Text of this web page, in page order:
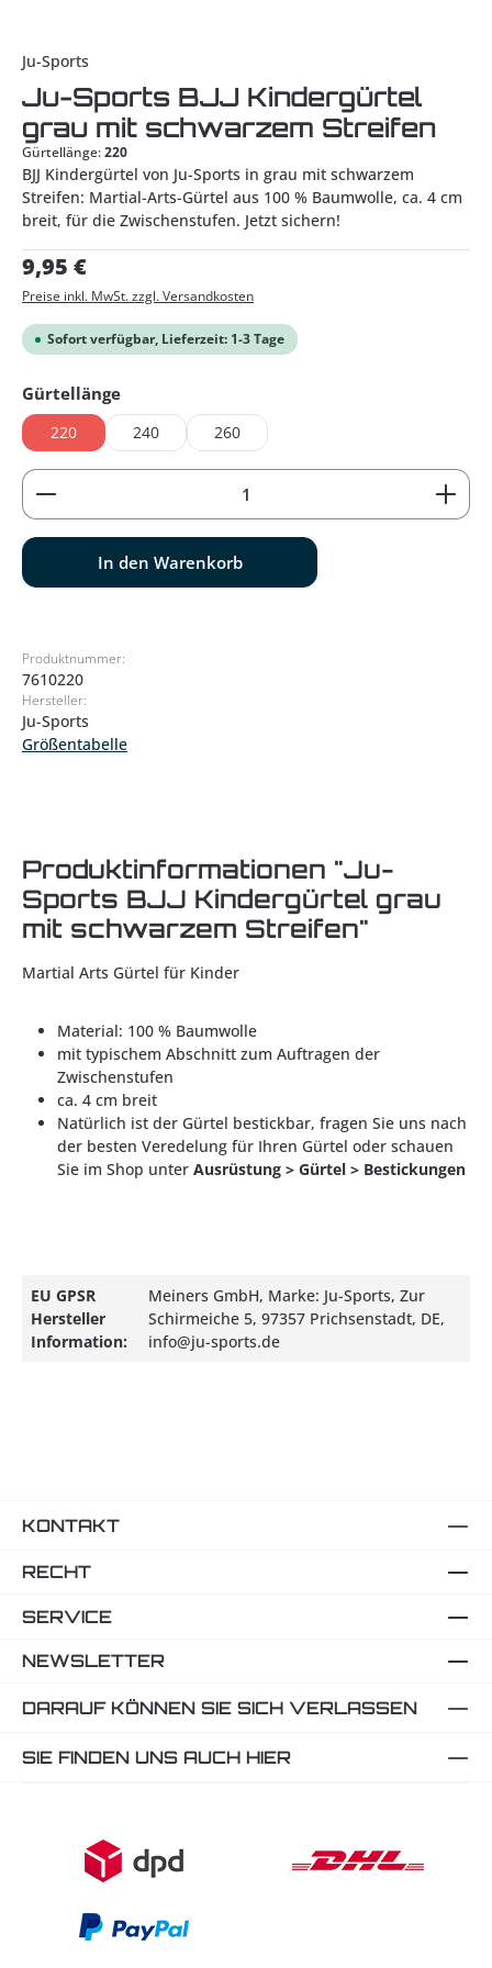
Ju-Sports
Ju-Sports BJJ Kindergürtel
grau mit schwarzem Streifen
Gürtellänge:220
BJJ Kindergürtel von Ju-Sports in grau mit schwarzem
Streifen: Martial-Arts-Gürtel aus 100 % Baumwolle, ca. 4 cm
breit, für die Zwischenstufen. Jetzt sichern!
Regulärer Preis:
9,95 €
Preise inkl. MwSt. zzgl. Versandkosten
Sofort verfügbar, Lieferzeit: 1-3 Tage
Gürtellängeauswählen
220 240 260
Produkt Anzahl: Gib den gewünschten Wert ein
In den Warenkorb
Produktnummer:
7610220
Hersteller:
Ju-Sports
Größentabelle
Produktinformationen "Ju-
Sports BJJ Kindergürtel grau
mit schwarzem Streifen"
Martial Arts Gürtel für Kinder
Material: 100 % Baumwolle
mit typischem Abschnitt zum Auftragen der
Zwischenstufen
ca. 4 cm breit
Natürlich ist der Gürtel bestickbar, fragen Sie uns nach
der besten Veredelung für Ihren Gürtel oder schauen
Sie im Shop unter Ausrüstung > Gürtel > Bestickungen
EU GPSR
Hersteller
Information:
Meiners GmbH, Marke: Ju-Sports, Zur
Schirmeiche 5, 97357 Prichsenstadt, DE,
info@ju-sports.de
KONTAKT
RECHT
SERVICE
NEWSLETTER
DARAUF KÖNNEN SIE SICH VERLASSEN
SIE FINDEN UNS AUCH HIER